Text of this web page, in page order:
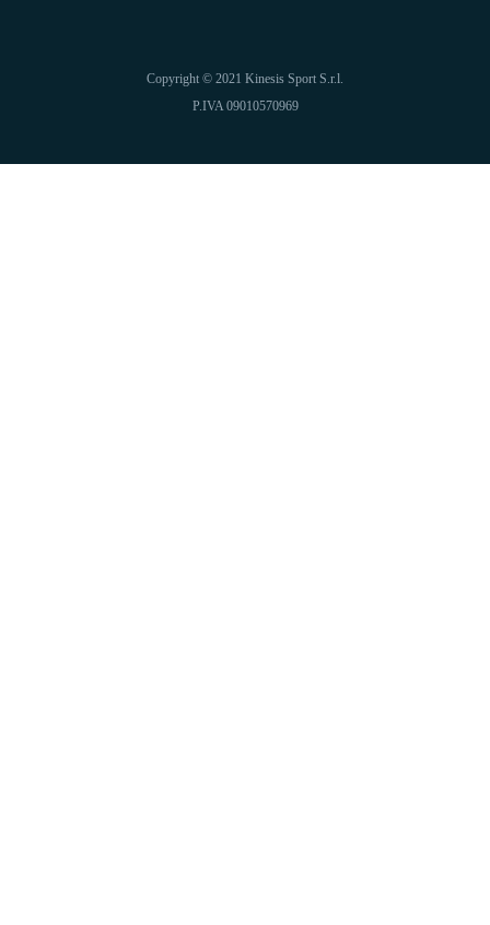
Copyright © 2021 Kinesis Sport S.r.l.
P.IVA 09010570969